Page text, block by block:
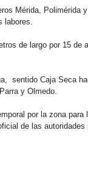
Mérida, Polimérida
de largo por 15 de
sentido Caja Seca
y Olmedo.
por la zona para
de las